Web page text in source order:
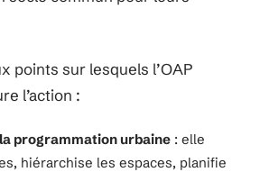
points sur lesquels l’OAP
l’action :
programmation urbaine : elle
hiérarchise les espaces, planifie